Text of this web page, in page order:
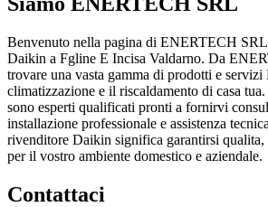
Benvenuto nella pagina di ENERTECH
Daikin a Fgline E Incisa Valdarno. Da
trovare una vasta gamma di prodotti e
climatizzazione e il riscaldamento di casa
sono esperti qualificati pronti a fornirvi
installazione professionale e assistenza
rivenditore Daikin significa garantirsi
per il vostro ambiente domestico e aziendale.
Contattaci